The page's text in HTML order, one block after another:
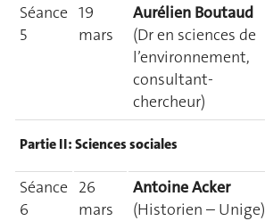
Séance
5
19
mars
Aurélien Boutaud
(Dr en sciences de
l’environnement,
consultant-
chercheur)
Partie II : Sciences sociales
Séance
6
26
mars
Antoine Acker
(Historien – Unige)